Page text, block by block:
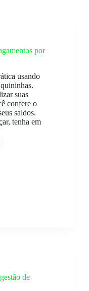
por
usando
suas
confere o
saldos.
tenha em
de